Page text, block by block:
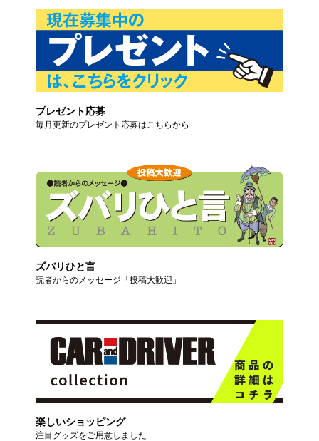
プレゼント応募
毎月更新のプレゼント応募はこちらから
ズバリひと言
読者からのメッセージ「投稿大歓迎」
楽しいショッピング
注目グッズをご用意しました